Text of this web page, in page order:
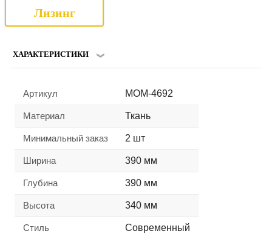
Лизинг
ХАРАКТЕРИСТИКИ
Артикул MOM-4692
Материал Ткань
Минимальный заказ 2 шт
Ширина 390 мм
Глубина 390 мм
Высота 340 мм
Стиль Современный